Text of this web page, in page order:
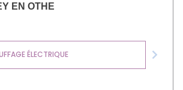
EN OTHE
ÉLECTRIQUE
Next